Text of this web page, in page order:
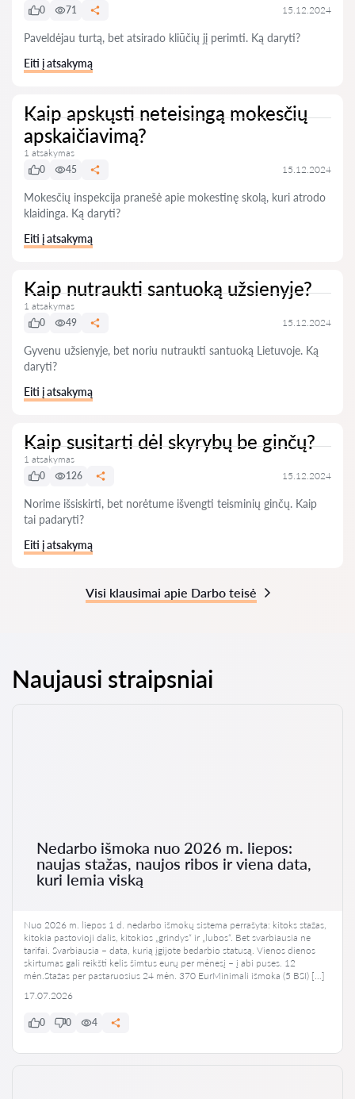
0
71 15.12.2024
Paveldėjau turtą, bet atsirado kliūčių jį perimti. Ką daryti?
Eiti į atsakymą
Kaip apskųsti neteisingą mokesčių
apskaičiavimą?
1 atsakymas
0
45 15.12.2024
Mokesčių inspekcija pranešė apie mokestinę skolą, kuri atrodo
klaidinga. Ką daryti?
Eiti į atsakymą
Kaip nutraukti santuoką užsienyje?
1 atsakymas
0
49 15.12.2024
Gyvenu užsienyje, bet noriu nutraukti santuoką Lietuvoje. Ką
daryti?
Eiti į atsakymą
Kaip susitarti dėl skyrybų be ginčų?
1 atsakymas
0
126 15.12.2024
Norime išsiskirti, bet norėtume išvengti teisminių ginčų. Kaip
tai padaryti?
Eiti į atsakymą
Visi klausimai apie Darbo teisė
Naujausi straipsniai
Nedarbo išmoka nuo 2026 m. liepos:
naujas stažas, naujos ribos ir viena data,
kuri lemia viską
Nuo 2026 m. liepos 1 d. nedarbo išmokų sistema perrašyta: kitoks stažas,
kitokia pastovioji dalis, kitokios „grindys“ ir „lubos“. Bet svarbiausia ne
tarifai. Svarbiausia – data, kurią įgijote bedarbio statusą. Vienos dienos
skirtumas gali reikšti kelis šimtus eurų per mėnesį – į abi puses. 12
mėn.Stažas per pastaruosius 24 mėn. 370 EurMinimali išmoka (5 BSI) […]
17.07.2026
0 0 4